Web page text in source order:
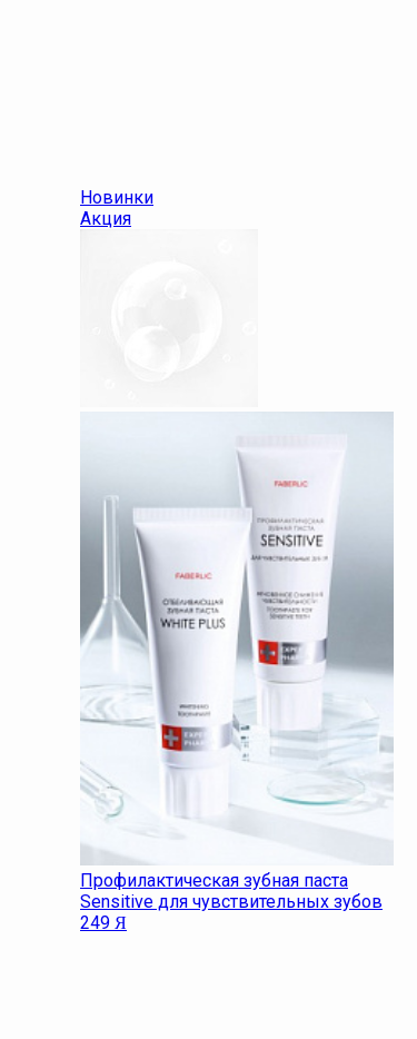
Новинки
Акция
Профилактическая зубная паста
Sensitive для чувствительных зубов
249 Я